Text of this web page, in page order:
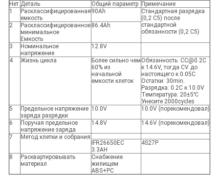
Нет. Деталь Общий параметр Примечание
1
Расклассифицированная
емкость
90Ah
Стандартная разрядка
(0,2 C5) после
стандартной
обязанности (0,2 C5)
2
Расклассифицированное
минимальное
Емкость
86.4Ah
3
Номинальное
напряжение
12.8V
4 Жизнь цикла
Более сильно чем
60% из
начальной
емкости клеток
Обязанность: CC@0.2C
к 14.6V, тогда CV до
настоящего к 0.05C
Остатки: 30min.
Разрядка: 0.2C к 10.0V
Температура: 20±5℃
Унесите 2000cycles
5
Предельное напряжение
заряда разрядки
10.0V 10.0V (порекомендовал)
6
Поручая предельное
напряжение заряда
14.8V 14.6V (порекомендовал)
7
Метод клетки и собрания
IFR26650EC
3.3AH
4S27P
8
Расквартировывать
материал
Снабжение
жилищем
ABS+PC